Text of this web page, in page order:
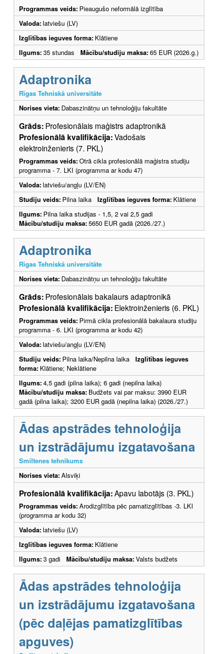
Programmas veids: Pieaugušo neformālā izglītība
Valoda:latviešu (LV)
Izglītības ieguves forma: Klātiene
Ilgums:35 stundas Mācību/studiju maksa:65 EUR (2026.g.)
Adaptronika
Rīgas Tehniskā universitāte
Norises vieta: Dabaszinātņu un tehnoloģiju fakultāte
Grāds: Profesionālais maģistrs adaptronikā
Profesionālā kvalifikācija:Vadošais
elektroinženieris (7. PKL)
Programmas veids:Otrā cikla profesionālā maģistra studiju
programma - 7. LKI (programma ar kodu 47)
Valoda:latviešu/angļu (LV/EN)
Studiju veids: Pilna laika Izglītības ieguves forma: Klātiene
Ilgums: Pilna laika studijas - 1,5, 2 vai 2,5 gadi
Mācību/studiju maksa:5650 EUR gadā (2026./27.)
Adaptronika
Rīgas Tehniskā universitāte
Norises vieta: Dabaszinātņu un tehnoloģiju fakultāte
Grāds: Profesionālais bakalaurs adaptronikā
Profesionālā kvalifikācija: Elektroinženieris (6. PKL)
Programmas veids: Pirmā cikla profesionālā bakalaura studiju
programma - 6. LKI (programma ar kodu 42)
Valoda:latviešu/angļu (LV/EN)
Studiju veids: Pilna laika/Nepilna laika Izglītības ieguves
forma: Klātiene; Neklātiene
Ilgums:4,5 gadi (pilna laika); 6 gadi (nepilna laika)
Mācību/studiju maksa: Budžets vai par maksu: 3990 EUR
gadā (pilna laika); 3200 EUR gadā (nepilna laika) (2026./27.)
Ādas apstrādes tehnoloģija
un izstrādājumu izgatavošana
Smiltenes tehnikums
Norises vieta:Alsviķi
Profesionālā kvalifikācija:Apavu labotājs (3. PKL)
Programmas veids:Arodizglītība pēc pamatizglītības -3. LKI
(programma ar kodu 32)
Valoda:latviešu (LV)
Izglītības ieguves forma: Klātiene
Ilgums:3 gadi Mācību/studiju maksa:Valsts budžets
Ādas apstrādes tehnoloģija
un izstrādājumu izgatavošana
(pēc daļējas pamatizglītības
apguves)